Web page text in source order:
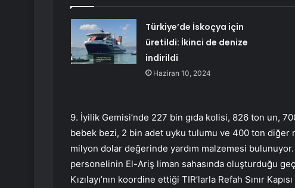
Türkiye’de İskoçya için
üretildi: İkinci de denize
indirildi
Haziran 10, 2024
9. İyilik Gemisi’nde 227 bin gıda kolisi, 826 ton un,
bebek bezi, 2 bin adet uyku tulumu ve 400 ton diğer
milyon dolar değerinde yardım malzemesi
personelinin El-Ariş liman sahasında oluşturduğu
Kızılayı’nın koordine ettiği TIR’larla Refah Sınır